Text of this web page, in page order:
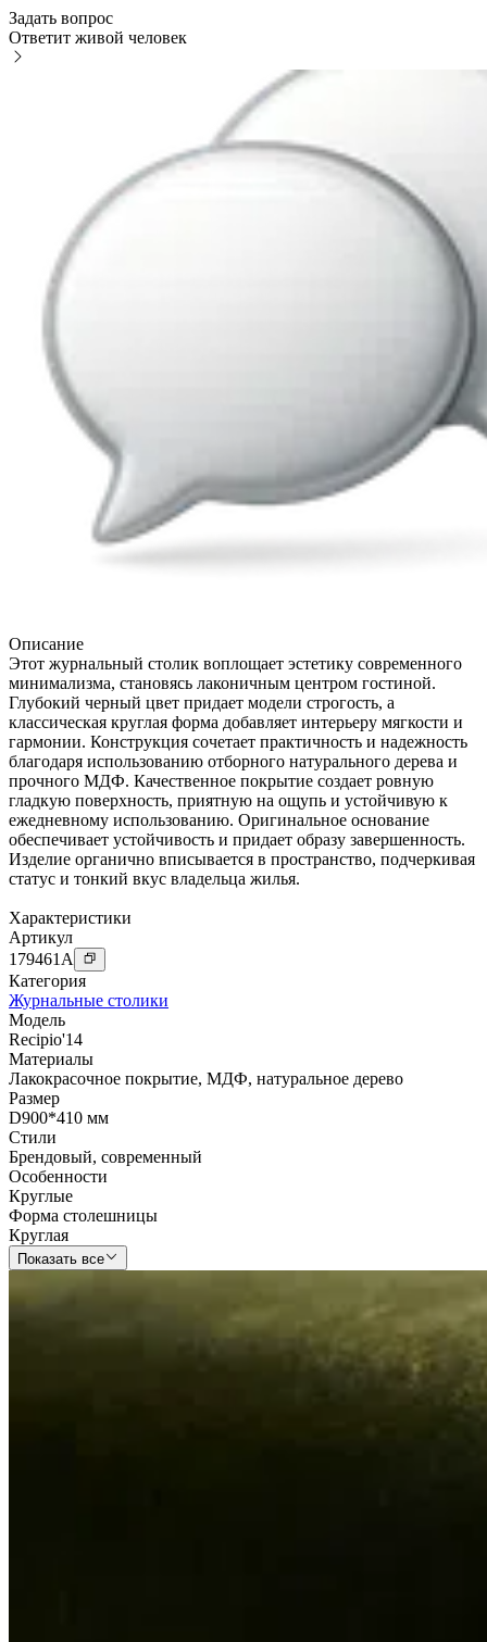
Задать вопрос
Ответит живой человек
Описание
Этот журнальный столик воплощает эстетику современного
минимализма, становясь лаконичным центром гостиной.
Глубокий черный цвет придает модели строгость, а
классическая круглая форма добавляет интерьеру мягкости и
гармонии. Конструкция сочетает практичность и надежность
благодаря использованию отборного натурального дерева и
прочного МДФ. Качественное покрытие создает ровную
гладкую поверхность, приятную на ощупь и устойчивую к
ежедневному использованию. Оригинальное основание
обеспечивает устойчивость и придает образу завершенность.
Изделие органично вписывается в пространство, подчеркивая
статус и тонкий вкус владельца жилья.
Характеристики
Артикул
179461 A
Категория
Журнальные столики
Модель
Recipio'14
Материалы
Лакокрасочное покрытие, МДФ, натуральное дерево
Размер
D900*410 мм
Стили
Брендовый, современный
Особенности
Круглые
Форма столешницы
Круглая
Показать все